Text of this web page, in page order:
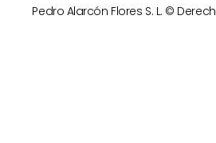
Pedro Alarcón Flores S. L. ©